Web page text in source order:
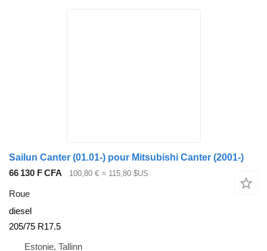
Sailun Canter (01.01-) pour Mitsubishi Canter (2001-)
66 130 F CFA
100,80 € ≈ 115,80 $US
Roue
diesel
205/75 R17.5
Estonie, Tallinn